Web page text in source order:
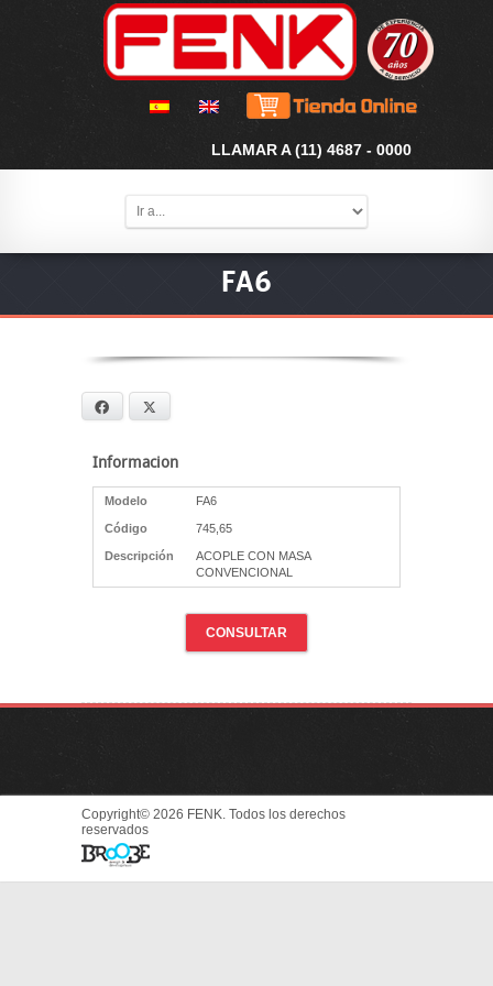
LLAMAR A (11) 4687 - 0000
FA6
Facebook
Informacion
Modelo FA6
Código 745,65
Descripción
ACOPLE CON MASA
CONVENCIONAL
CONSULTAR
Copyright© 2026 FENK. Todos los derechos
reservados